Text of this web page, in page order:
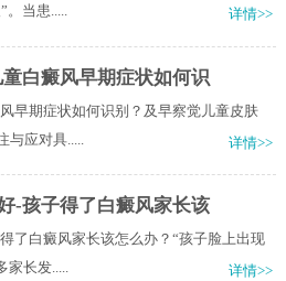
当患.....
详情>>
白癜风早期症状如何识
早期症状如何识别？及早察觉儿童皮肤
应对具.....
详情>>
-孩子得了白癜风家长该
了白癜风家长该怎么办？“孩子脸上出现
家长发.....
详情>>